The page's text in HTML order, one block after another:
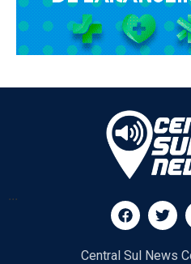
...
Central Sul News